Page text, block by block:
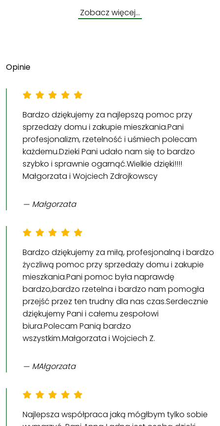
Zobacz więcej…
Opinie
Bardzo dziękujemy za najlepszą pomoc przy
sprzedaży domu i zakupie mieszkania.Pani
profesjonalizm, rzetelność i uśmiech polecam
każdemu.Dzieki Pani udało nam się to bardzo
szybko i sprawnie ogarnąć.Wielkie dzięki!!!!
Małgorzata i Wojciech Zdrojkowscy
Małgorzata
Bardzo dziękujemy za miłą, profesjonalną i bardzo
życzliwą pomoc przy sprzedaży domu i zakupie
mieszkania.Pani pomoc była naprawdę
bardzo,bardzo rzetelna i bardzo nam pomogła
przejść przez ten trudny dla nas czas.Serdecznie
dziękujemy Pani i całemu zespołowi
biura.Polecam Panią bardzo
wszystkim.Małgorzata i Wojciech Z.
MAłgorzata
Najlepsza współpraca jaką mógłbym tylko sobie